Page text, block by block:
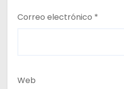
Correo electrónico *
Web